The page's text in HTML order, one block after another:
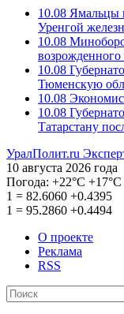
10.08 Ямальцы
Уренгой
10.08
возрожденного
10.08
Тюменскую
10.08
10.08
Татарстану
УралПолит.ru
10 августа 2026 года
Погода: +22°С +17°С
1 = 82.6060 +0.4395
1 = 95.2860 +0.4494
О проекте
Реклама
RSS